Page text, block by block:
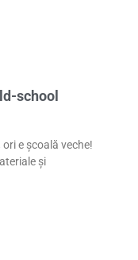
school
e școală veche!
și